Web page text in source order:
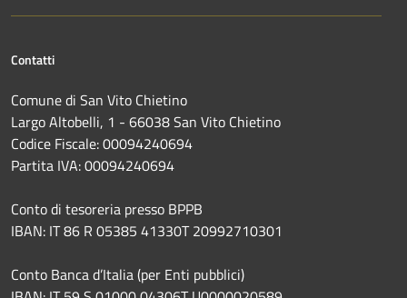
Contatti
Comune di San Vito Chietino
Largo Altobelli, 1 - 66038 San Vito Chietino
Codice Fiscale: 00094240694
Partita IVA: 00094240694
Conto di tesoreria presso BPPB
IBAN: IT 86 R 05385 41330T 20992710301
Conto Banca d’Italia (per Enti pubblici)